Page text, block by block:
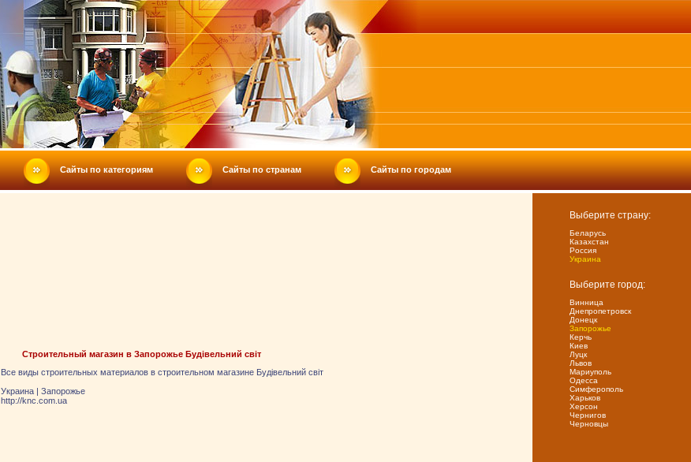
Сайты по категориям Сайты по странам Сайты по городам
Строительный магазин в Запорожье Будівельний світ
Все виды строительных материалов в строительном магазине Будівельний світ
Украина | Запорожье
http://knc.com.ua
Выберите страну:
Беларусь
Казахстан
Россия
Украина
Выберите город:
Винница
Днепропетровск
Донецк
Запорожье
Керчь
Киев
Луцк
Львов
Мариуполь
Одесса
Симферополь
Харьков
Херсон
Чернигов
Черновцы